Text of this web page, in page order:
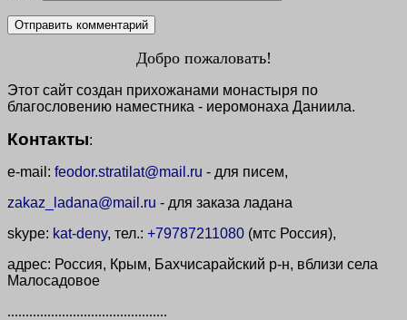
Добро пожаловать!
Этот сайт создан прихожанами монастыря по
благословению наместника - иеромонаха Даниила.
Контакты:
e-mail: feodor.stratilat@mail.ru - для писем,
zakaz_ladana@mail.ru - для заказа ладана
skype: kat-deny, тел.: +79787211080 (мтс Россия),
адрес: Россия, Крым, Бахчисарайский р-н, вблизи села
Малосадовое
............................................